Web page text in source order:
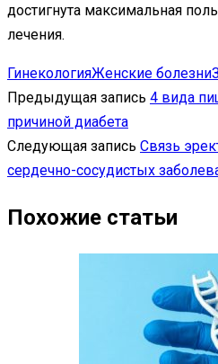
достигнута максимальная
лечения.
ГинекологияЖенские болезни
Предыдущая запись 4 вида
причиной диабета
Следующая запись Связь
сердечно-сосудистых
Похожие статьи